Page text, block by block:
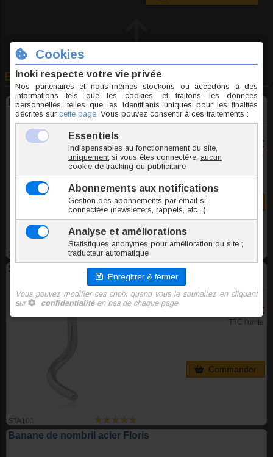
En rapport avec cet article
Boule acier opale synthétique pour 1.2mm
XCA001
2 tailles - 5 couleurs
3,20 €
TTC l'unite
Commander
Stud de nez acier Opale synthétique
STA101
3,70 €
TTC l'unite
Commander
Banane de nombril acier Floris